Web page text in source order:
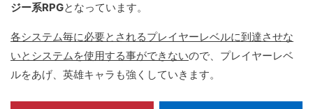
ジー系RPGとなっています。
各システム毎に必要とされるプレイヤーレベルに到達させな
いとシステムを使用する事ができないので、プレイヤーレベ
ルをあげ、英雄キャラも強くしていきます。